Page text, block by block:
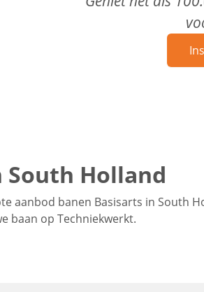
Holland
aanbod banen Basisarts in South
baan op Techniekwerkt.